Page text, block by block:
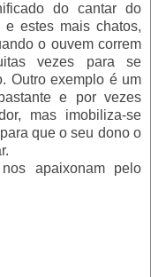
do cantar do
e estes mais chatos,
o ouvem correm
vezes para se
Outro exemplo é um
e por vezes
mas imobiliza-se
que o seu dono o
apaixonam pelo